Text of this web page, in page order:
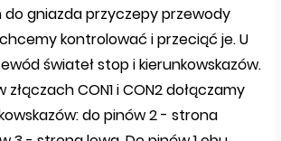
gniazda przyczepy przewody
kontrolować i przeciąć je. U
świateł stop i kierunkowskazów.
złączach CON1 i CON2 dołączamy
do pinów 2 - strona